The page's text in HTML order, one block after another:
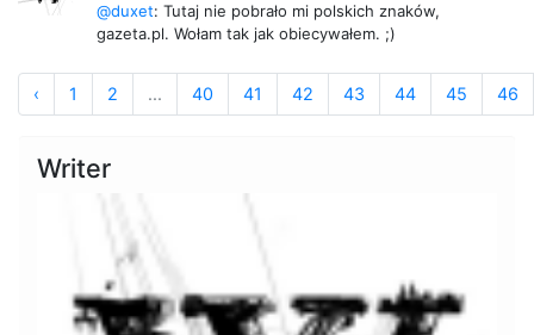
@duxet: Tutaj nie pobrało mi polskich znaków,
gazeta.pl. Wołam tak jak obiecywałem. ;)
‹ 1 2 ... 40 41 42 43 44 45 46
Writer